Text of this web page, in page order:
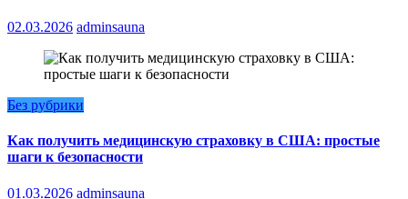
02.03.2026 adminsauna
Без рубрики
Как получить медицинскую страховку в США: простые
шаги к безопасности
01.03.2026 adminsauna